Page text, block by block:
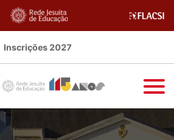
Inscrições 2027